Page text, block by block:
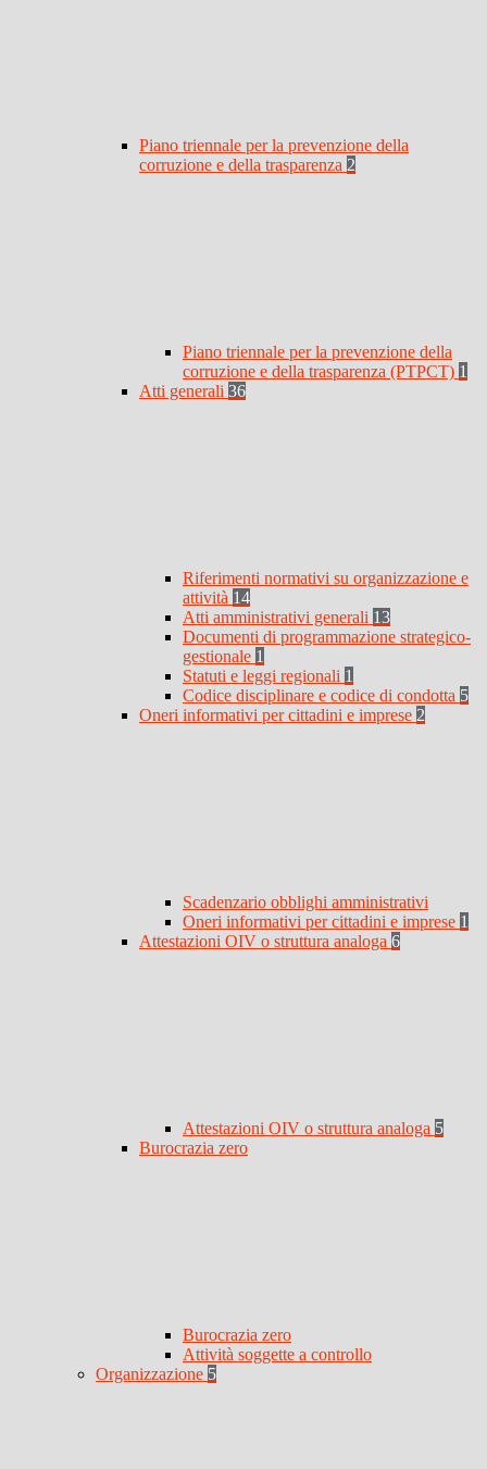
Piano triennale per la prevenzione della
corruzione e della trasparenza 2
Piano triennale per la prevenzione della
corruzione e della trasparenza (PTPCT) 1
Atti generali 36
Riferimenti normativi su organizzazione e
attività 14
Atti amministrativi generali 13
Documenti di programmazione strategico-
gestionale 1
Statuti e leggi regionali 1
Codice disciplinare e codice di condotta 5
Oneri informativi per cittadini e imprese 2
Scadenzario obblighi amministrativi
Oneri informativi per cittadini e imprese 1
Attestazioni OIV o struttura analoga 6
Attestazioni OIV o struttura analoga 5
Burocrazia zero
Burocrazia zero
Attività soggette a controllo
Organizzazione 5